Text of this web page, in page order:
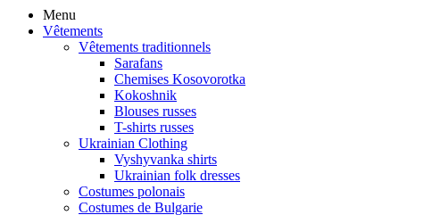
Menu
Vêtements
Vêtements traditionnels
Sarafans
Chemises Kosovorotka
Kokoshnik
Blouses russes
T-shirts russes
Ukrainian Clothing
Vyshyvanka shirts
Ukrainian folk dresses
Costumes polonais
Costumes de Bulgarie